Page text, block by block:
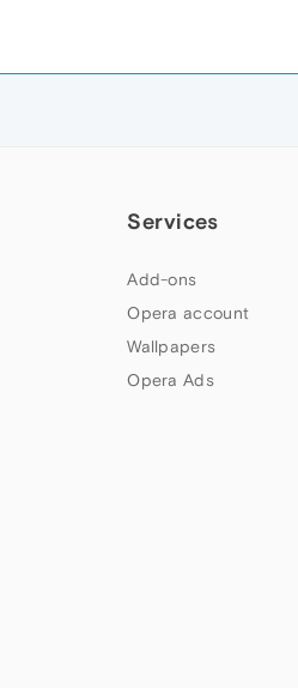
Services
Add-ons
Opera account
Wallpapers
Opera Ads